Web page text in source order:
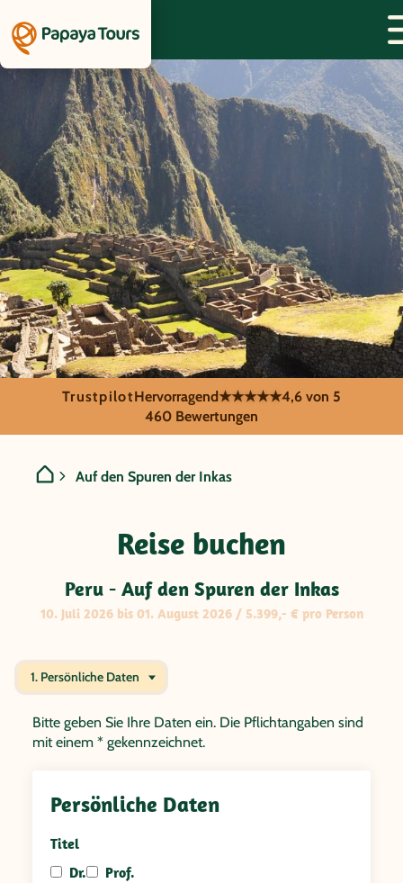
GRUPPENREISE:
Peru - Auf den Spuren
TrustpilotHervorragend★★★★★4,6 von 5
460 Bewertungen
Auf den Spuren der Inkas
Reise buchen
Peru - Auf den Spuren der Inkas
10. Juli 2026 bis 01. August 2026 / 5.399,- € pro Person
1. Persönliche Daten
Bitte geben Sie Ihre Daten ein. Die Pflichtangaben sind
mit einem * gekennzeichnet.
Persönliche Daten
Titel
Dr.
Prof.